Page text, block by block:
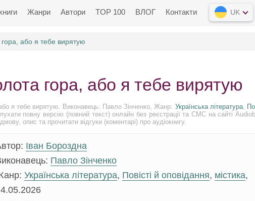
Жанри Автори TOP 100 ВЛОГ Контакти UK
або я тебе вирятую
гора, або я тебе вирятую
я тебе вирятую. Виконавець: Павло Зінченко, Жанр: Українська література,
повну версію (повний текст) онлайн без реєстрації та СМС на сайті
опис та прочитати відгуки (коментарі) про аудіокнигу.
Іван Бороздна
Павло Зінченко
Українська література, Повісті й оповідання, містика,